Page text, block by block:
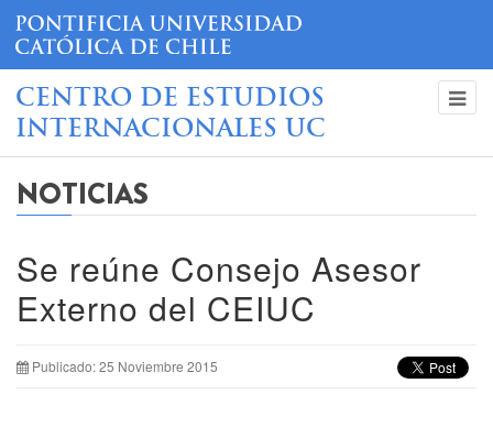
CENTRO DE ESTUDIOS
INTERNACIONALES UC
NOTICIAS
Se reúne Consejo Asesor
Externo del CEIUC
Publicado: 25 Noviembre 2015